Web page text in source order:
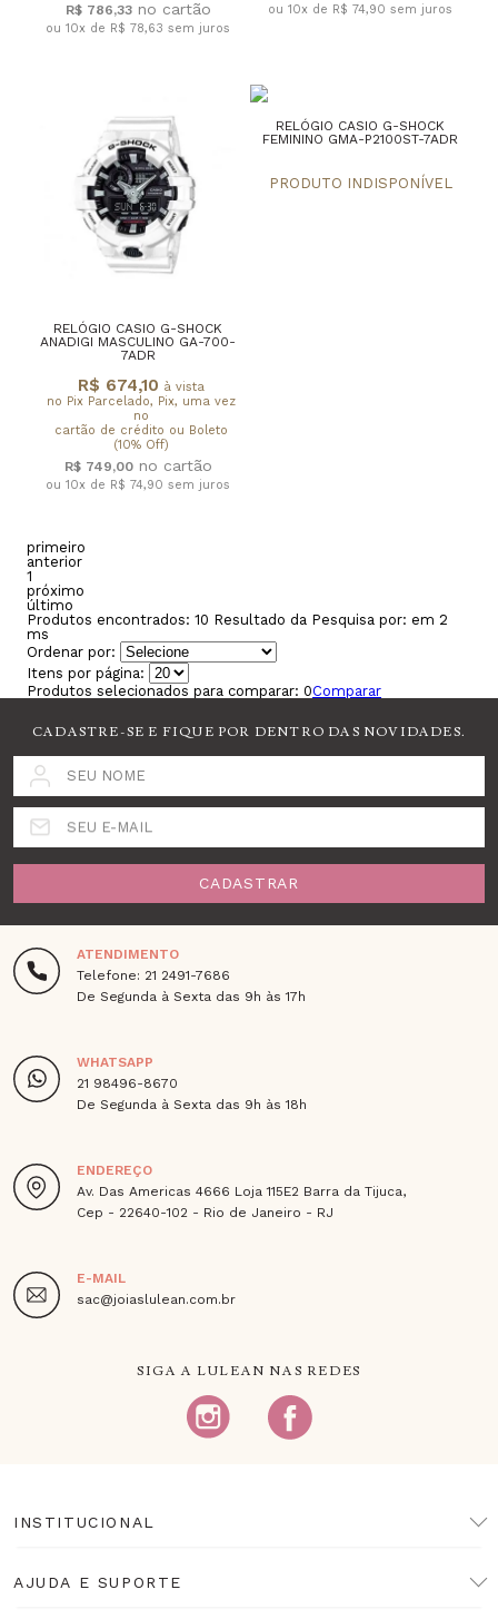
R$ 786,33
ou 10x de R$ 78,63 sem juros
ou 10x de R$ 74,90 sem juros
RELÓGIO CASIO G-SHOCK
ANADIGI MASCULINO GA-700-
7ADR
R$ 674,10 à vista
no Pix Parcelado, Pix, uma vez
no
cartão de crédito ou Boleto
(10% Off)
R$ 749,00
ou 10x de R$ 74,90 sem juros
RELÓGIO CASIO G-SHOCK
FEMININO GMA-P2100ST-7ADR
primeiro
anterior
1
próximo
último
Produtos encontrados: 10 Resultado da Pesquisa por: em 2
ms
Ordenar por:
Itens por página:
Produtos selecionados para comparar: 0Comparar
CADASTRE-SE E FIQUE POR DENTRO DAS NOVIDADES.
SEU NOME
SEU E-MAIL
CADASTRAR
ATENDIMENTO
Telefone: 21 2491-7686
De Segunda à Sexta das 9h às 17h
WHATSAPP
21 98496-8670
De Segunda à Sexta das 9h às 18h
ENDEREÇO
Av. Das Americas 4666 Loja 115E2 Barra da Tijuca,
Cep - 22640-102 - Rio de Janeiro - RJ
E-MAIL
sac@joiaslulean.com.br
SIGA A LULEAN NAS REDES
INSTITUCIONAL
AJUDA E SUPORTE